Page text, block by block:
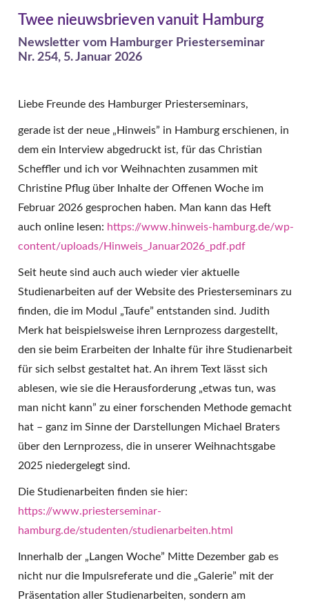
Twee nieuwsbrieven vanuit Hamburg
Newsletter vom Hamburger Priesterseminar
Nr. 254, 5. Januar 2026
Liebe Freunde des Hamburger Priesterseminars,
gerade ist der neue „Hinweis” in Hamburg erschienen, in
dem ein Interview abgedruckt ist, für das Christian
Scheffler und ich vor Weihnachten zusammen mit
Christine Pflug über Inhalte der Offenen Woche im
Februar 2026 gesprochen haben. Man kann das Heft
auch online lesen: https://www.hinweis-hamburg.de/wp-
content/uploads/Hinweis_Januar2026_pdf.pdf
Seit heute sind auch auch wieder vier aktuelle
Studienarbeiten auf der Website des Priesterseminars zu
finden, die im Modul „Taufe” entstanden sind. Judith
Merk hat beispielsweise ihren Lernprozess dargestellt,
den sie beim Erarbeiten der Inhalte für ihre Studienarbeit
für sich selbst gestaltet hat. An ihrem Text lässt sich
ablesen, wie sie die Herausforderung „etwas tun, was
man nicht kann” zu einer forschenden Methode gemacht
hat – ganz im Sinne der Darstellungen Michael Braters
über den Lernprozess, die in unserer Weihnachtsgabe
2025 niedergelegt sind.
Die Studienarbeiten finden sie hier:
https://www.priesterseminar-
hamburg.de/studenten/studienarbeiten.html
Innerhalb der „Langen Woche” Mitte Dezember gab es
nicht nur die Impulsreferate und die „Galerie” mit der
Präsentation aller Studienarbeiten, sondern am